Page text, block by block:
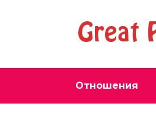
Отношения